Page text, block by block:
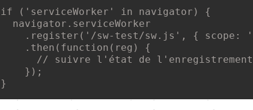
if ( ' serviceWorker ' in navigator ) {
navigator . serviceWorker
    .
register ( ' /sw-test/sw.js ' , { scope : '
    .
then ( function ( reg ) {
// suivre l'état de
    });
}